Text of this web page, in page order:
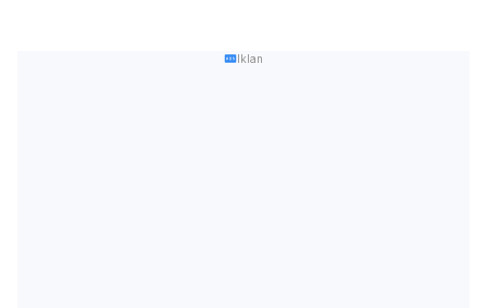
Iklan